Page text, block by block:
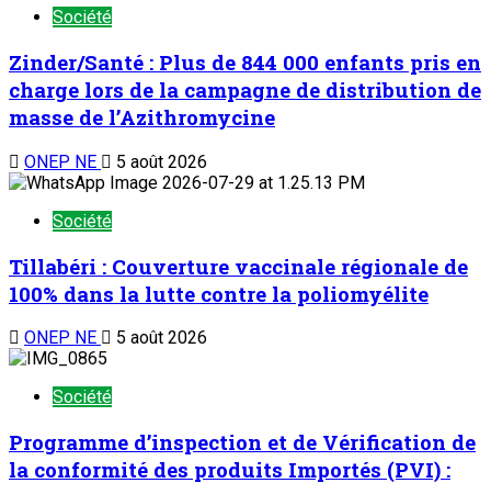
Société
Zinder/Santé : Plus de 844 000 enfants pris en
charge lors de la campagne de distribution de
masse de l’Azithromycine
ONEP NE 5 août 2026
Société
Tillabéri : Couverture vaccinale régionale de
100% dans la lutte contre la poliomyélite
ONEP NE 5 août 2026
Société
Programme d’inspection et de Vérification de
la conformité des produits Importés (PVI) :